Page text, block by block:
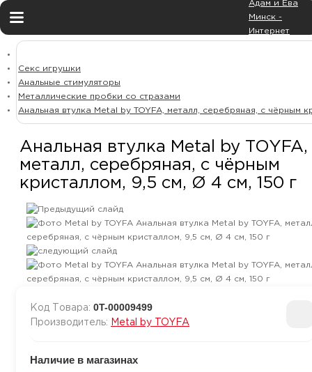
Избранное
Корзина
Секс игрушки
Анальные стимуляторы
Металлические пробки со стразами
Анальная втулка Metal by TOYFA, металл, серебряная, с чёрным
Анальная втулка Metal
Анальная втулка Metal by TOYFA,
металл, серебряная, с чёрным
кристаллом, 9,5 см, Ø 4 см, 150 г
Код Товара: 0T-00009499
Производитель: Metal by TOYFA
Наличие в магазинах